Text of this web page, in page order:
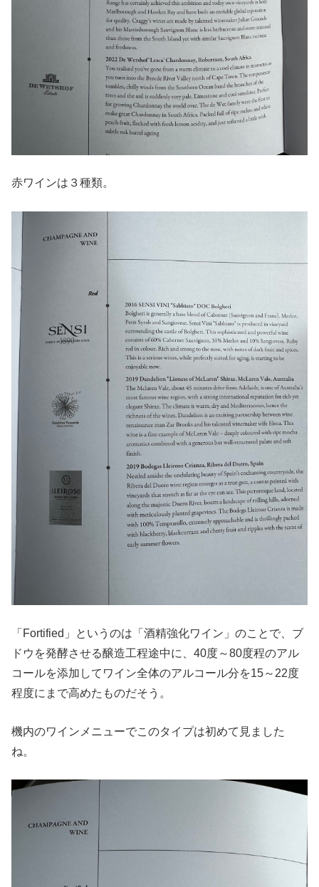
赤ワインは３種類。
「Fortified」というのは「酒精強化ワイン」のことで、ブ
ドウを発酵させる醸造工程途中に、40度～80度程のアル
コールを添加してワイン全体のアルコール分を15～22度
程度にまで高めたものだそう。
機内のワインメニューでこのタイプは初めて見ました
ね。